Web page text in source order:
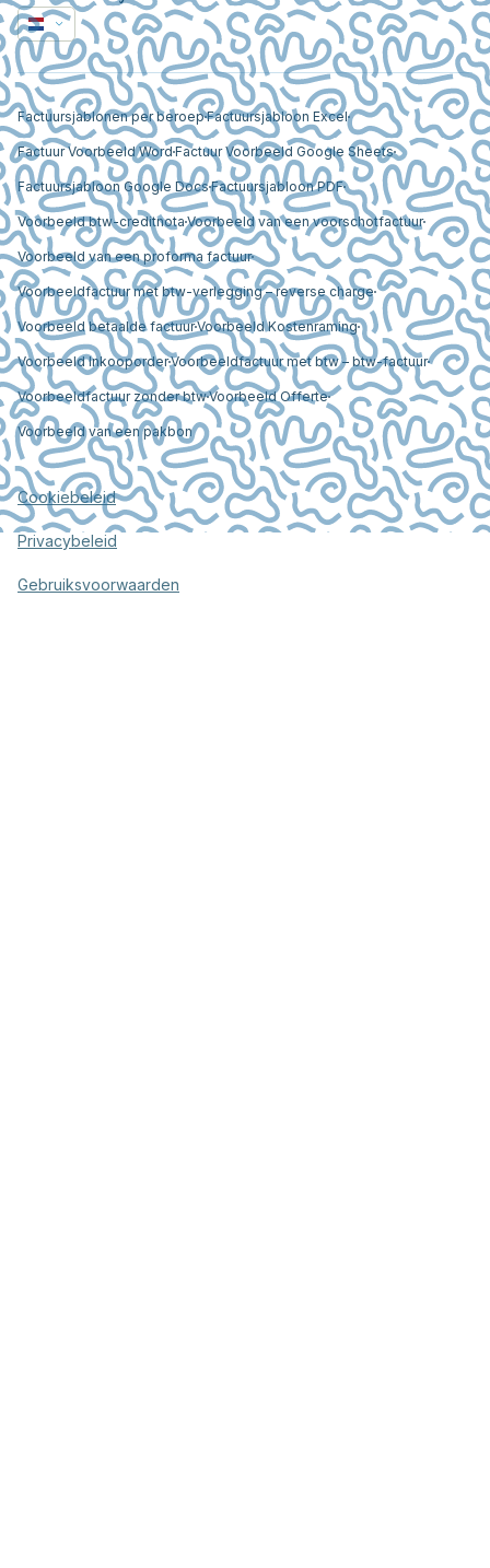
Factuursjablonen per beroepFactuursjabloon Excel
Factuur Voorbeeld Word Factuur Voorbeeld Google Sheets
Factuursjabloon Google DocsFactuursjabloon PDF
Voorbeeld btw-creditnota Voorbeeld van een voorschotfactuur
Voorbeeld van een proforma factuur
Voorbeeldfactuur met btw-verlegging – reverse charge
Voorbeeld betaalde factuurVoorbeeld Kostenraming
Voorbeeld InkooporderVoorbeeldfactuur met btw – btw-factuur
Voorbeeldfactuur zonder btwVoorbeeld Offerte
Voorbeeld van een pakbon
Cookiebeleid
Privacybeleid
Gebruiksvoorwaarden